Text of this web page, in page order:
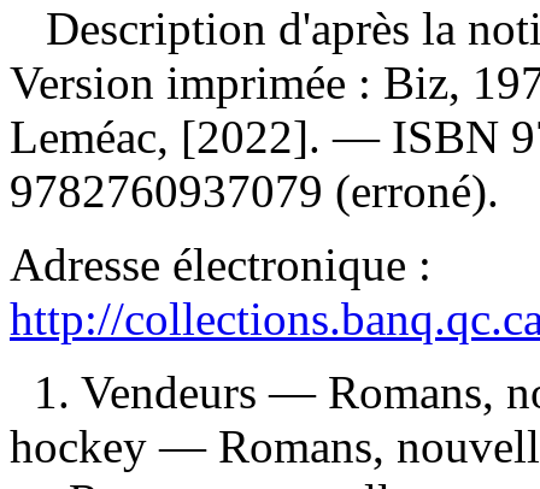
Description d'après la
Version imprimée : Biz,
Leméac, [2022]. — ISBN
9782760937079 (erroné).
Adresse électronique :
http://
1. Vendeurs — Romans,
hockey — Romans,